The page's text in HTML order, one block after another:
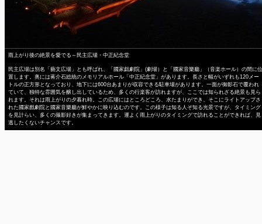
雨上がり後の絶景を愛でる～民主広場・中正紀念堂
民主広場は別名「藝文広場」とも呼ばれ、「國家戯劇院」(劇場）と「國家音樂廳」（音楽ホール）の間に位
置します。奥には蒋介石総統のメモリアルホール「中正紀念堂」があります。長さと幅がいずれも120メー
トルの正方形となっており、地下には600台あまりが収容できる駐車場があります。一面が御影石で覆われ
ていて、独特な雰囲気を醸し出しているため、多くの行楽客が訪れますが、ここでは知られざる絶景も見ら
れます。それは雨上がりの夕暮れ時。この広場にはところどころ、水たまりができ、そこにライトアップさ
れた國家戲劇院と國家音樂廳が鮮やかに映り込むのです。この様子は知る人ぞ知る光景ですが、タイミング
を見計らい、多くの撮影好きが集まってきます。運よく雨上がりのタイミングで訪れることができれば、見
逃したくないチャンスです。